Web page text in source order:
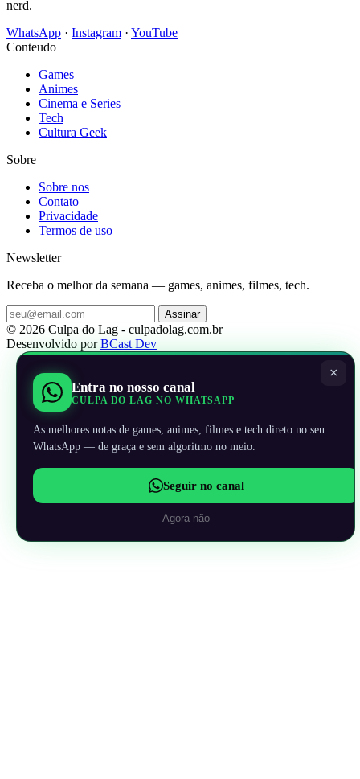
nerd.
WhatsApp · Instagram · YouTube
Conteudo
Games
Animes
Cinema e Series
Tech
Cultura Geek
Sobre
Sobre nos
Contato
Privacidade
Termos de uso
Newsletter
Receba o melhor da semana — games, animes, filmes, tech.
Assinar
© 2026 Culpa do Lag - culpadolag.com.br
Desenvolvido porBCast Dev
×
Entra no nosso canal
CULPA DO LAG NO WHATSAPP
As melhores notas de games, animes, filmes e tech direto no seu
WhatsApp — de graça e sem algoritmo no meio.
Seguir no canal
Agora não